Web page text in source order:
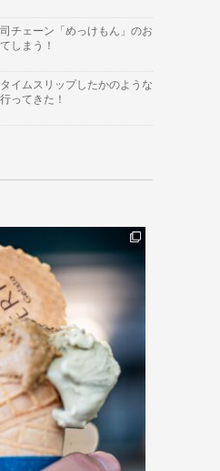
チェーン「めっけもん」のお
しまう！
イムスリップしたかのような
ってきた！